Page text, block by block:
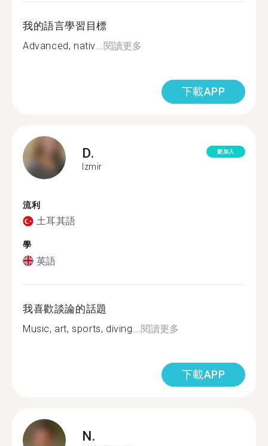
我的語言學習目標
Advanced, nativ... 閱讀更多
下載APP
D.
Izmir
新加入
流利
土耳其語
學
英語
我喜歡談論的話題
Music, art, sports, diving... 閱讀更多
下載APP
N.